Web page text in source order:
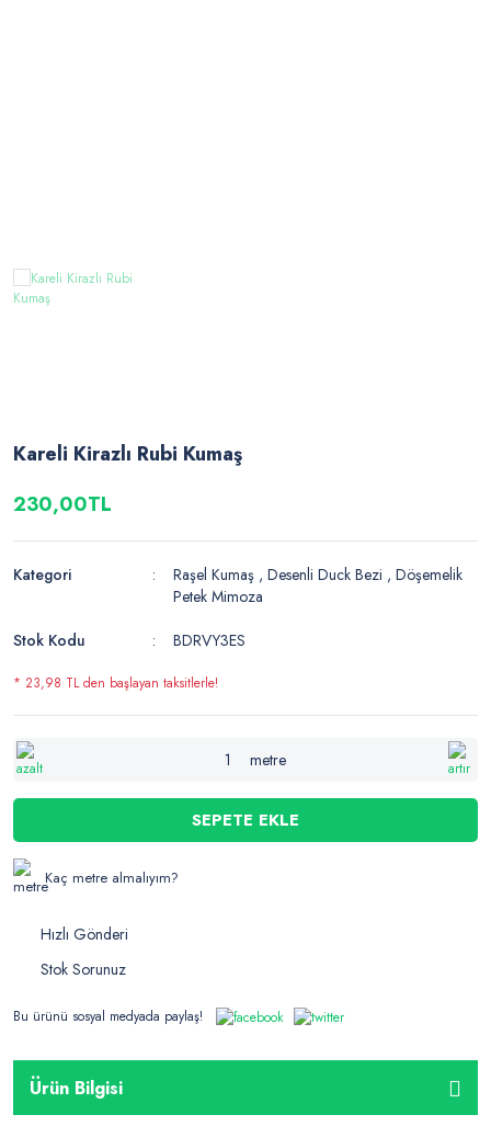
Kareli Kirazlı Rubi Kumaş
230,00TL
Kategori Raşel Kumaş ,Desenli Duck Bezi ,Döşemelik
Petek Mimoza
Stok Kodu
BDRVY3ES
* 23,98 TL den başlayan taksitlerle!
metre
SEPETE EKLE
Kaç metre almalıyım?
Hızlı Gönderi
Stok Sorunuz
Bu ürünü sosyal medyada paylaş!
Ürün Bilgisi